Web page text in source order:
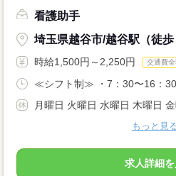
看護助手
埼玉県越谷市/越谷駅（徒歩
時給1,500円～2,250円 交通費
≪シフト制≫ ・7：30〜16：
月曜日 火曜日 水曜日 木曜日
もっと見
求人詳細